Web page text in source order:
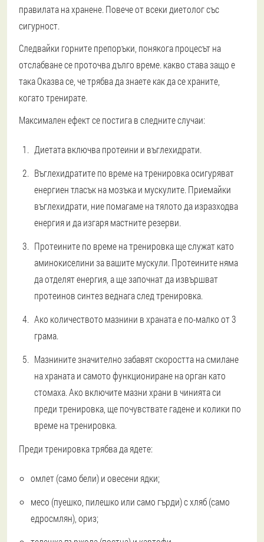
правилата на хранене. Повече от всеки диетолог със
сигурност.
Следвайки горните препоръки, понякога процесът на
отслабване се проточва дълго време. какво става защо е
така Оказва се, че трябва да знаете как да се храните,
когато тренирате.
Максимален ефект се постига в следните случаи:
Диетата включва протеини и въглехидрати.
Въглехидратите по време на тренировка осигуряват
енергиен тласък на мозъка и мускулите. Приемайки
въглехидрати, ние помагаме на тялото да изразходва
енергия и да изгаря мастните резерви.
Протеините по време на тренировка ще служат като
аминокиселини за вашите мускули. Протеините няма
да отделят енергия, а ще започнат да извършват
протеинов синтез веднага след тренировка.
Ако количеството мазнини в храната е по-малко от 3
грама.
Мазнините значително забавят скоростта на смилане
на храната и самото функциониране на орган като
стомаха. Ако включите мазни храни в чинията си
преди тренировка, ще почувствате гадене и колики по
време на тренировка.
Преди тренировка трябва да ядете:
омлет (само бели) и овесени ядки;
месо (пуешко, пилешко или само гърди) с хляб (само
едросмлян), ориз;